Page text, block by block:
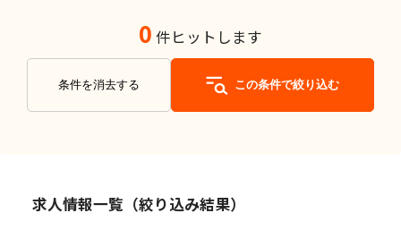
0 件ヒットします
条件を消去する この条件で絞り込む
求人情報一覧（絞り込み結果）